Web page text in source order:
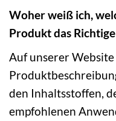
Woher weiß ich,
Produkt das
Auf unserer
den Inhaltsstoffen,
empfohlenen